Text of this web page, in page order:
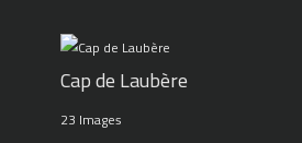
Cap de Laubère
23 Images